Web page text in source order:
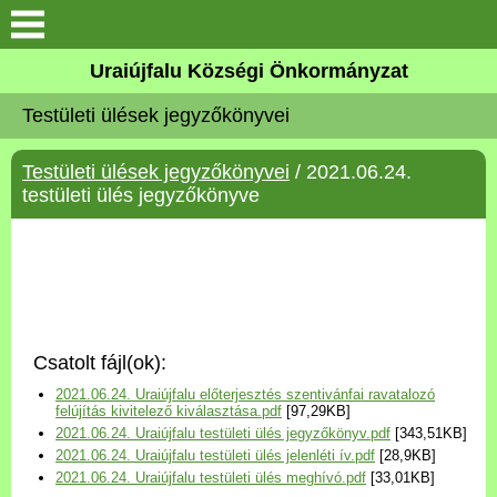
Köszöntő
Elérhetőségek
Uraiújfalu
Választási információk
Versenyképes Járások
Program
Uraiújfalu Községi Önkormányzat
Testületi ülések jegyzőkönyvei
Testületi ülések jegyzőkönyvei / 2021.06.24.
testületi ülés jegyzőkönyve
Csatolt fájl(ok):
2021.06.24. Uraiújfalu előterjesztés szentivánfai ravatalozó
felújítás kivitelező kiválasztása.pdf [97,29KB]
2021.06.24. Uraiújfalu testületi ülés jegyzőkönyv.pdf [343,51KB]
2021.06.24. Uraiújfalu testületi ülés jelenléti ív.pdf [28,9KB]
2021.06.24. Uraiújfalu testületi ülés meghívó.pdf [33,01KB]